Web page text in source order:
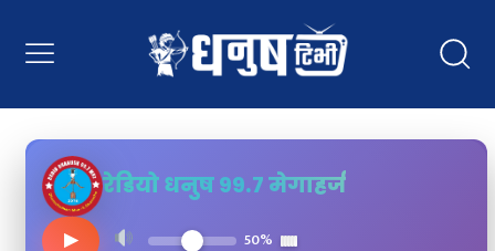
रेडियो धनुष ९९.७ मेगाहर्ज
▶
50%